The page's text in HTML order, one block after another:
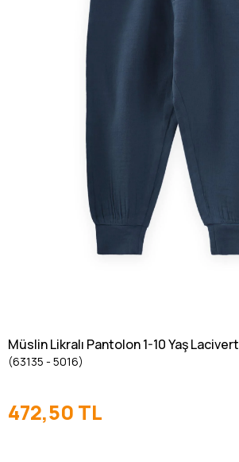
Müslin Likralı Pantolon 1-10 Yaş Lacivert
(63135 - 5016)
472,50 TL